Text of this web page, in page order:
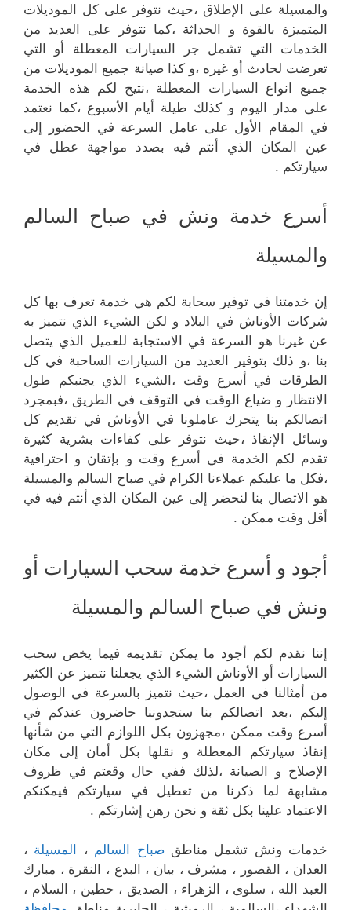
والمسيلة على الإطلاق ،حيث نتوفر على كل الموديلات
المتميزة بالقوة و الحداثة ،كما نتوفر على العديد من
الخدمات التي تشمل جر السيارات المعطلة أو التي
تعرضت لحادث أو غيره ،و كذا صيانة جميع الموديلات من
جميع انواع السيارات المعطلة ،نتيح لكم هذه الخدمة
على مدار اليوم و كذلك طيلة أيام الأسبوع ،كما نعتمد
في المقام الأول على عامل السرعة في الحضور إلى
عين المكان الذي أنتم فيه بصدد مواجهة عطل في
سيارتكم .
أسرع خدمة ونش في صباح السالم
والمسيلة
إن خدمتنا في توفير سحابة لكم هي خدمة تعرف بها كل
شركات الأوناش في البلاد و لكن الشيء الذي نتميز به
عن غيرنا هو السرعة في الاستجابة للعميل الذي يتصل
بنا ،و ذلك بتوفير العديد من السيارات الساحبة في كل
الطرقات في أسرع وقت ،الشيء الذي يجنبكم طول
الانتظار و ضياع الوقت في التوقف في الطريق ،فبمجرد
اتصالكم بنا يتحرك عاملونا في الأوناش في تقديم كل
وسائل الإنقاذ ،حيث نتوفر على كفاءات بشرية كثيرة
تقدم لكم الخدمة في أسرع وقت و بإتقان و احترافية
،فكل ما عليكم عملاءنا الكرام في صباح السالم والمسيلة
هو الاتصال بنا لنحضر إلى عين المكان الذي أنتم فيه في
أقل وقت ممكن .
أجود و أسرع خدمة سحب السيارات أو
ونش في صباح السالم والمسيلة
إننا نقدم لكم أجود ما يمكن تقديمه فيما يخص سحب
السيارات أو الأوناش الشيء الذي يجعلنا نتميز عن الكثير
من أمثالنا في العمل ،حيث نتميز بالسرعة في الوصول
إليكم ،بعد اتصالكم بنا ستجدوننا حاضرون عندكم في
أسرع وقت ممكن ،مجهزون بكل اللوازم التي من شأنها
إنقاذ سيارتكم المعطلة و نقلها بكل أمان إلى مكان
الإصلاح و الصيانة ،لذلك ففي حال وقعتم في ظروف
مشابهة لما ذكرنا من تعطيل في سيارتكم فيمكنكم
الاعتماد علينا بكل ثقة و نحن رهن إشارتكم .
خدمات ونش تشمل مناطقصباح السالم ، المسيلة ،
العدان ، القصور ، مشرف ، بيان ، البدع ، النقرة ، مبارك
العبد الله ، سلوى ، الزهراء ، الصديق ، حطين ، السلام ،